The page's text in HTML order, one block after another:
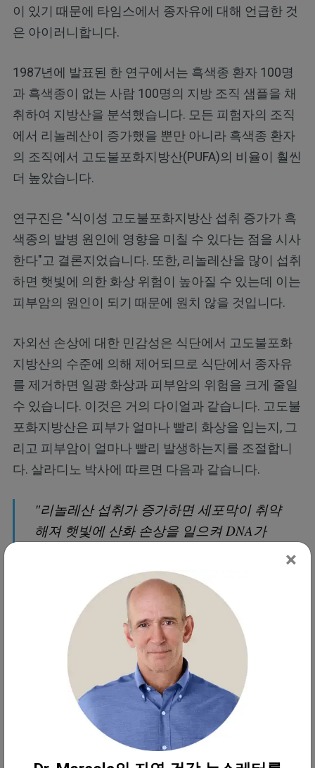
이 있기 때문에 타임스에서 종자유에 대해 언급한 것
은 아이러니합니다.
1987년에 발표된 한 연구에서는 흑색종 환자 100명
과 흑색종이 없는 사람 100명의 지방 조직 샘플을 채
취하여 지방산을 분석했습니다. 모든 피험자의 조직
에서 리놀레산이 증가했을 뿐만 아니라 흑색종 환자
의 조직에서 고도불포화지방산(PUFA)의 비율이 훨씬
더 높았습니다.
연구진은 "식이성 고도불포화지방산 섭취 증가가 흑
색종의 발병 원인에 영향을 미칠 수 있다는 점을 시사
한다"고 결론지었습니다. 또한, 리놀레산을 많이 섭취
하면 햇빛에 의한 화상 위험이 높아질 수 있는데 이는
피부암의 원인이 되기 때문에 원치 않을 것입니다.
자외선 손상에 대한 민감성은 식단에서 고도불포화
지방산의 수준에 의해 제어되므로 식단에서 종자유
를 제거하면 일광 화상과 피부암의 위험을 크게 줄일
수 있습니다. 이것은 거의 다이얼과 같습니다. 고도불
포화지방산은 피부가 얼마나 빨리 화상을 입는지, 그
리고 피부암이 얼마나 빨리 발생하는지를 조절합니
다. 살라디노 박사에 따르면 다음과 같습니다.
"리놀레산 섭취가 증가하면 세포막이 취약
해져 햇빛에 산화 손상을 일으켜 DNA가
나 흑색종으로 이어질 수 있을까요, 아니
면 편평 흑색종과 기저 흑색종에서도 같은
일이 일어날 수 있을까요?
저는 그렇다고 대답하고 싶습니다. 아직
이에 대한 연구가 없었기 때문에 문헌에
의해 뒷받침되지는 않습니다. 리놀레산에
대한 더 많은 연구가 필요합니다 ... 저는
종자유에서 발견되는 리놀레산이 인간의
만성 질환을 유발하는 가장 큰 요인 중 하
×